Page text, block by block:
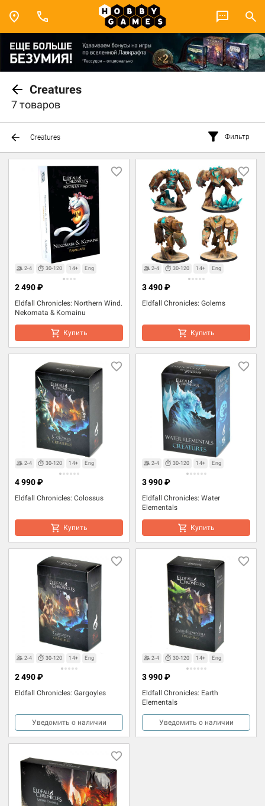
Creatures
7 товаров
Creatures Фильтр
2-4 30-120 14+ Eng
Eldfall Chronicles: Northern Wind.
Nekomata & Komainu
2 490 ₽
Купить
2-4 30-120 14+ Eng
Eldfall Chronicles: Golems
3 490 ₽
Купить
2-4 30-120 14+ Eng
Eldfall Chronicles: Colossus
4 990 ₽
Купить
2-4 30-120 14+ Eng
Eldfall Chronicles: Water
Elementals
3 990 ₽
Купить
2-4 30-120 14+ Eng
Eldfall Chronicles: Gargoyles
2 490 ₽
Уведомить о наличии
2-4 30-120 14+ Eng
Eldfall Chronicles: Earth
Elementals
3 990 ₽
Уведомить о наличии